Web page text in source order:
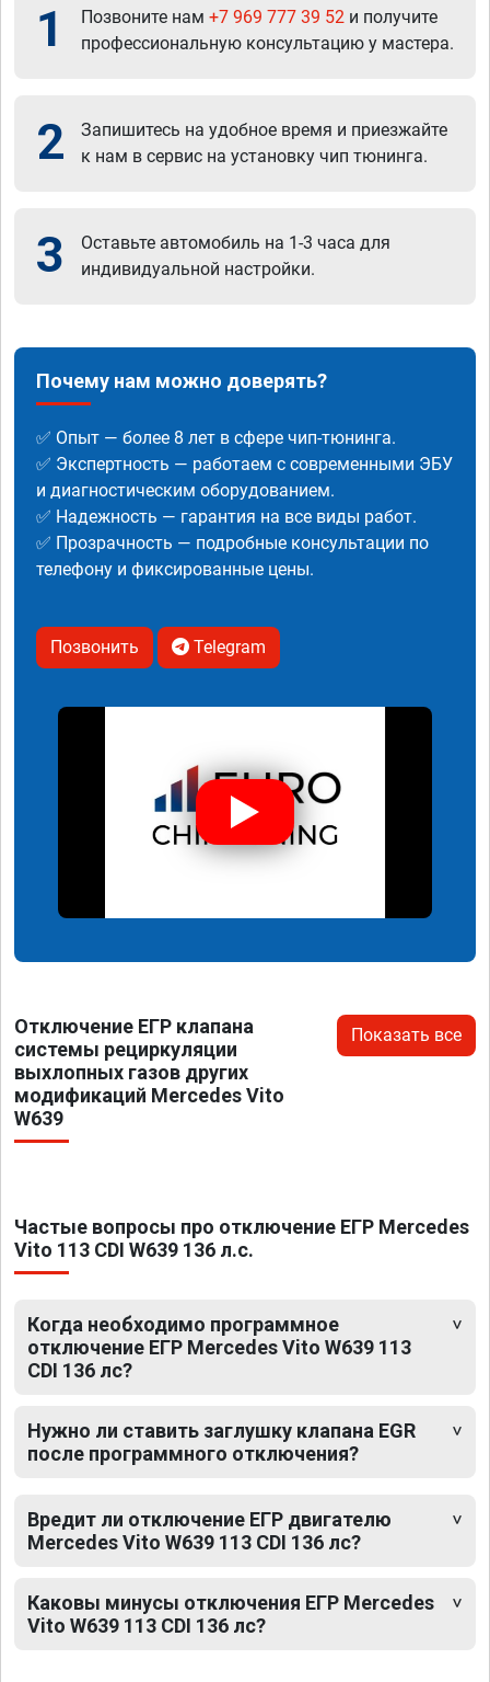
1 Позвоните нам +7 969 777 39 52 и получите
профессиональную консультацию у мастера.
2
Запишитесь на удобное время и приезжайте
к нам в сервис на установку чип тюнинга.
3
Оставьте автомобиль на 1-3 часа для
индивидуальной настройки.
Почему нам можно доверять?
✅ Опыт — более 8 лет в сфере чип-тюнинга.
✅ Экспертность — работаем с современными ЭБУ
и диагностическим оборудованием.
✅ Надежность — гарантия на все виды работ.
✅ Прозрачность — подробные консультации по
телефону и фиксированные цены.
Позвонить Telegram
Отключение ЕГР клапана
системы рециркуляции
выхлопных газов других
модификаций Mercedes Vito
W639
Показать все
Частые вопросы про отключение ЕГР Mercedes
Vito 113 CDI W639 136 л.с.
Когда необходимо программное
отключение ЕГР Mercedes Vito W639 113
CDI 136 лс?
Нужно ли ставить заглушку клапана EGR
после программного отключения?
Вредит ли отключение ЕГР двигателю
Mercedes Vito W639 113 CDI 136 лс?
Каковы минусы отключения ЕГР Mercedes
Vito W639 113 CDI 136 лс?